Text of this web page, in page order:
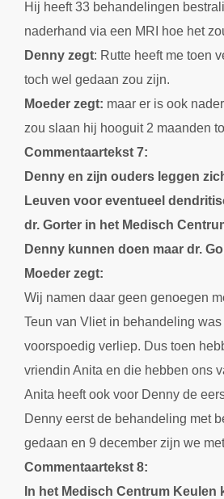
Hij heeft 33 behandelingen
naderhand via een MRI hoe het
Denny zegt: Rutte heeft me toen
toch wel gedaan zou zijn.
Moeder zegt: maar er is ook
zou slaan hij hooguit 2 maanden
Commentaartekst 7:
Denny en zijn ouders leggen
Leuven voor eventueel
dr. Gorter in het Medisch
Denny kunnen doen maar dr.
Moeder zegt:
Wij namen daar geen genoegen
Teun van Vliet in behandeling
voorspoedig verliep. Dus toen
vriendin Anita en die hebben ons
Anita heeft ook voor Denny de
Denny eerst de behandeling met
gedaan en 9 december zijn we
Commentaartekst 8:
In het Medisch Centrum Keulen